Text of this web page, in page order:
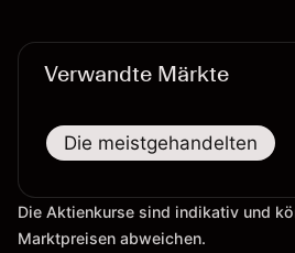
Verwandte Märkte
Die meistgehandelten
Die Aktienkurse sind indikativ und
Marktpreisen abweichen.